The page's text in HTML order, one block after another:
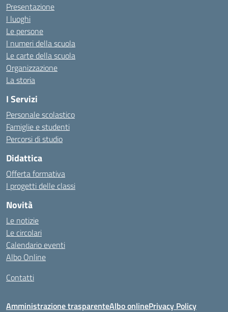
Presentazione
I luoghi
Le persone
I numeri della scuola
Le carte della scuola
Organizzazione
La storia
I Servizi
Personale scolastico
Famiglie e studenti
Percorsi di studio
Didattica
Offerta formativa
I progetti delle classi
Novità
Le notizie
Le circolari
Calendario eventi
Albo Online
Contatti
Amministrazione trasparenteAlbo onlinePrivacy Policy